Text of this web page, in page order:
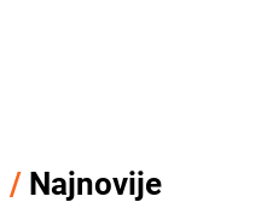
/ Najnovije